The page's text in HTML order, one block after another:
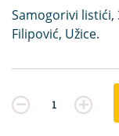
Samogorivi listići,
Filipović, Užice.
Kvantitet